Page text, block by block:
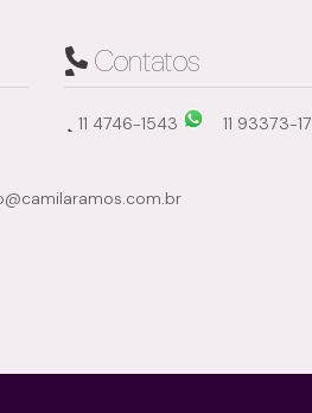
Suzano, São Paulo, Brasil
Contatos
11 4746-1543 11 93373-